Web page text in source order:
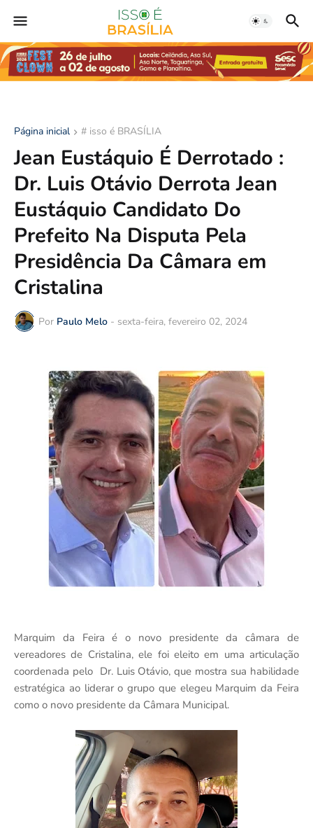
Página inicial # isso é BRASÍLIA
Jean Eustáquio É Derrotado :
Dr. Luis Otávio Derrota Jean
Eustáquio Candidato Do
Prefeito Na Disputa Pela
Presidência Da Câmara em
Cristalina
Por Paulo Melo - sexta-feira, fevereiro 02, 2024
Marquim da Feira é o novo presidente da câmara de
vereadores de Cristalina, ele foi eleito em uma articulação
coordenada pelo Dr. Luis Otávio, que mostra sua habilidade
estratégica ao liderar o grupo que elegeu Marquim da Feira
como o novo presidente da Câmara Municipal.